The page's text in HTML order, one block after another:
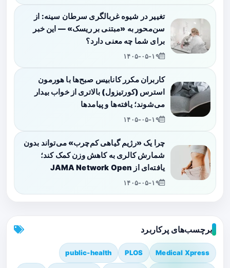
تغییر در شیوه غربالگری سرطان سینه: از
سن‌محور به «مبتنی بر ریسک» — این خبر
برای شما چه معنی دارد؟
۱۴۰۵-۰۵-۱۹
کاربران مکرر کانابیس صبح‌ها با هورمون
استرس (کورتیزول) بالاتری از خواب بیدار
می‌شوند؛ یافته‌ها و پیامدها
۱۴۰۵-۰۵-۱۹
چرا یک «رژیم گیاهی کم‌چرب» می‌تواند بدون
شمارش کالری به کاهش وزن کمک کند؛
یافته‌ای از JAMA Network Open
۱۴۰۵-۰۵-۱۹
برچسب‌های پرکاربرد
Medical Xpress
PLOS
public-health